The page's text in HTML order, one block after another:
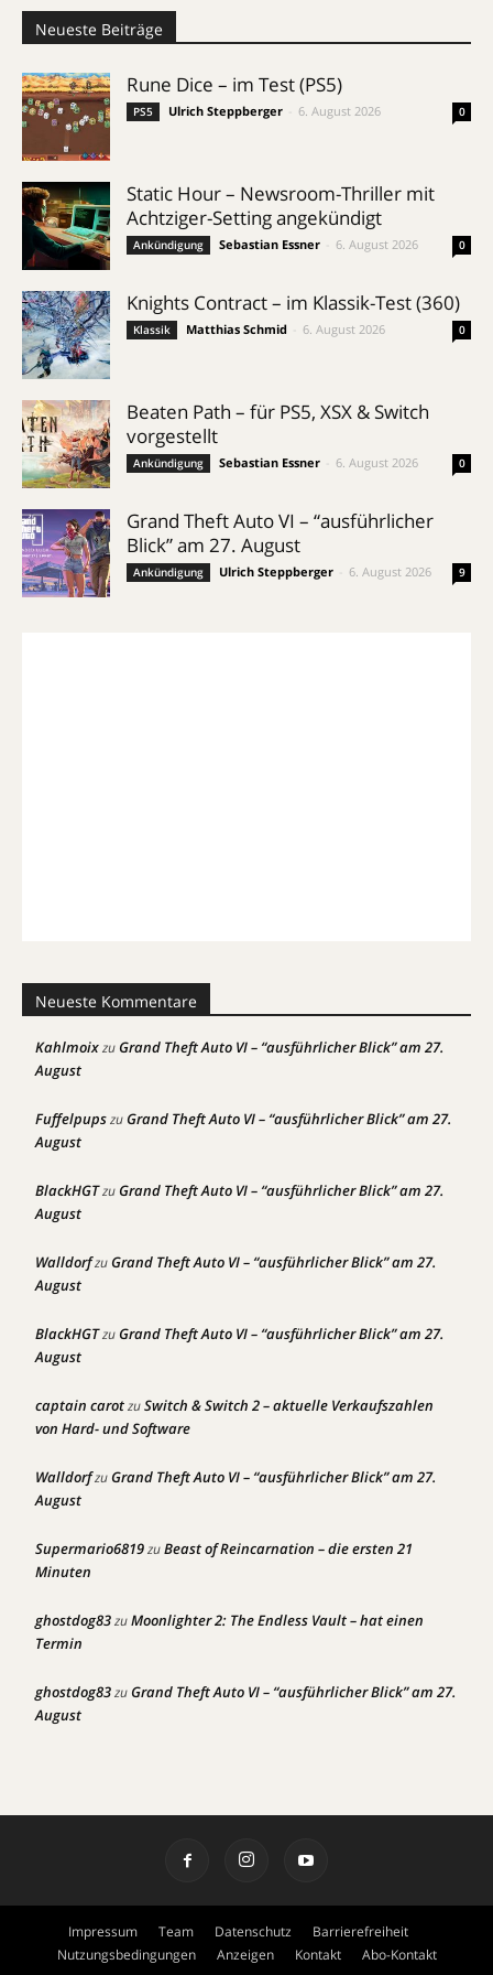
Neueste Beiträge
Rune Dice – im Test (PS5)
PS5 Ulrich Steppberger 6. August 2026 0
Static Hour – Newsroom-Thriller mit
Achtziger-Setting angekündigt
Ankündigung Sebastian Essner 6. August 2026 0
Knights Contract – im Klassik-Test (360)
Klassik Matthias Schmid 6. August 2026 0
Beaten Path – für PS5, XSX & Switch
vorgestellt
Ankündigung Sebastian Essner 6. August 2026 0
Grand Theft Auto VI – “ausführlicher
Blick” am 27. August
Ankündigung Ulrich Steppberger 6. August 2026 9
Neueste Kommentare
KahlmoixzuGrand Theft Auto VI – “ausführlicher Blick” am 27.
August
FuffelpupszuGrand Theft Auto VI – “ausführlicher Blick” am 27.
August
BlackHGTzuGrand Theft Auto VI – “ausführlicher Blick” am 27.
August
WalldorfzuGrand Theft Auto VI – “ausführlicher Blick” am 27.
August
BlackHGTzuGrand Theft Auto VI – “ausführlicher Blick” am 27.
August
captain carotzuSwitch & Switch 2 – aktuelle Verkaufszahlen
von Hard- und Software
WalldorfzuGrand Theft Auto VI – “ausführlicher Blick” am 27.
August
Supermario6819zuBeast of Reincarnation – die ersten 21
Minuten
ghostdog83zuMoonlighter 2: The Endless Vault – hat einen
Termin
ghostdog83zuGrand Theft Auto VI – “ausführlicher Blick” am 27.
August
Impressum Team Datenschutz
Barrierefreiheit
Nutzungsbedingungen
Anzeigen Kontakt Abo-Kontakt